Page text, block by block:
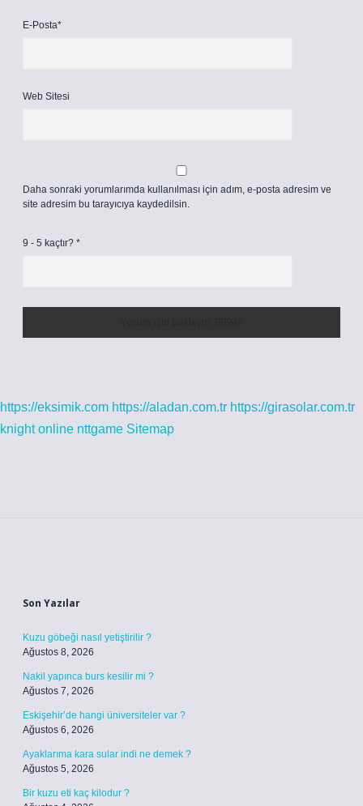
E-Posta*
Web Sitesi
Daha sonraki yorumlarımda kullanılması için adım, e-posta adresim ve
site adresim bu tarayıcıya kaydedilsin.
9 - 5 kaçtır? *
https://eksimik.com https://aladan.com.tr https://girasolar.com.tr
knight online nttgame Sitemap
Son Yazılar
Kuzu göbeği nasıl yetiştirilir ?
Ağustos 8, 2026
Nakil yapınca burs kesilir mi ?
Ağustos 7, 2026
Eskişehir’de hangi üniversiteler var ?
Ağustos 6, 2026
Ayaklarıma kara sular indi ne demek ?
Ağustos 5, 2026
Bir kuzu eti kaç kilodur ?